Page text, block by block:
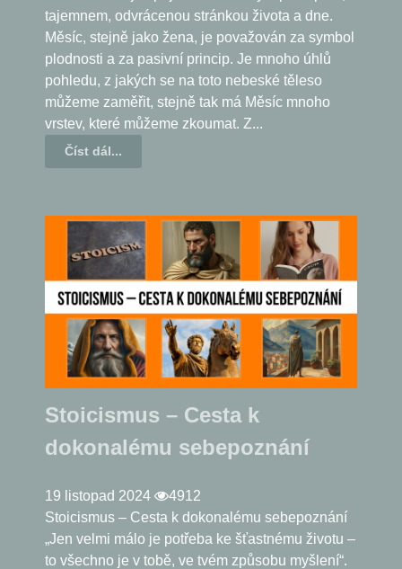
tajemnem, odvrácenou stránkou života a dne.
Měsíc, stejně jako žena, je považován za symbol
plodnosti a za pasivní princip. Je mnoho úhlů
pohledu, z jakých se na toto nebeské těleso
můžeme zaměřit, stejně tak má Měsíc mnoho
vrstev, které můžeme zkoumat. Z...
Číst dál...
Stoicismus – Cesta k
dokonalému sebepoznání
19 listopad 2024
4912
Stoicismus – Cesta k dokonalému sebepoznání
„Jen velmi málo je potřeba ke šťastnému životu –
to všechno je v tobě, ve tvém způsobu myšlení“.